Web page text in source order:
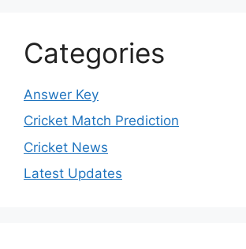
Categories
Answer Key
Cricket Match Prediction
Cricket News
Latest Updates